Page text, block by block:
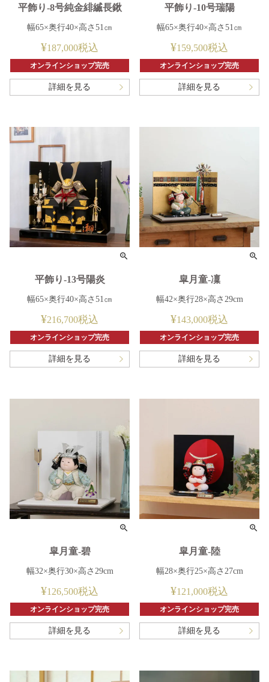
平飾り-8号純金緋縅長鍬
幅65×奥行40×高さ51㎝
¥187,000税込
オンラインショップ完売
詳細を見る
平飾り-10号瑞陽
幅65×奥行40×高さ51㎝
¥159,500税込
オンラインショップ完売
詳細を見る
平飾り-13号陽炎
幅65×奥行40×高さ51㎝
¥216,700税込
オンラインショップ完売
詳細を見る
皐月童-凜
幅42×奥行28×高さ29cm
¥143,000税込
オンラインショップ完売
詳細を見る
皐月童-碧
幅32×奥行30×高さ29cm
¥126,500税込
オンラインショップ完売
詳細を見る
皐月童-陸
幅28×奥行25×高さ27cm
¥121,000税込
オンラインショップ完売
詳細を見る